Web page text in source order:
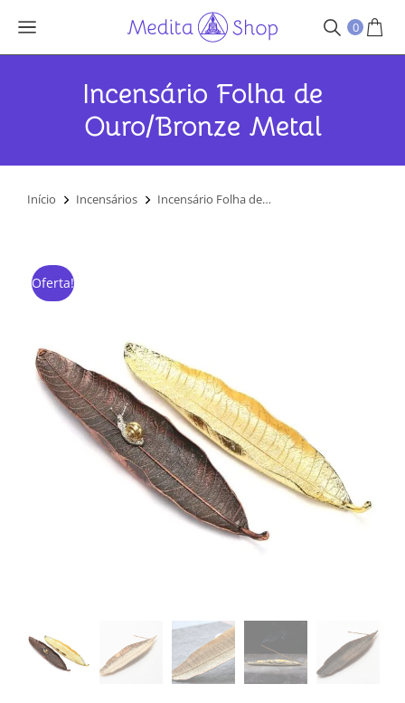
0
Incensário Folha de
Ouro/Bronze Metal
Você está aqui:
Início Incensários Incensário Folha de…
Oferta!